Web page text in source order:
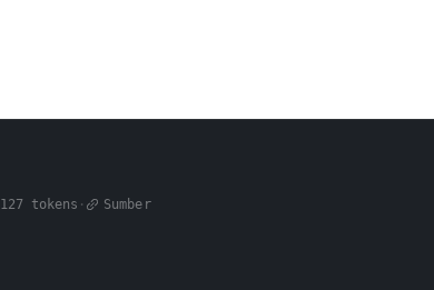
127tokens · Sumber